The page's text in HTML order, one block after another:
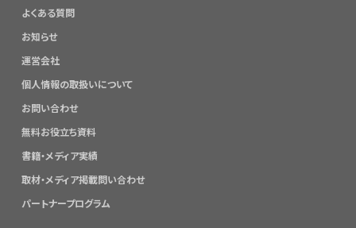
よくある質問
お知らせ
運営会社
個人情報の取扱いについて
お問い合わせ
無料お役立ち資料
書籍・メディア実績
取材・メディア掲載問い合わせ
パートナープログラム